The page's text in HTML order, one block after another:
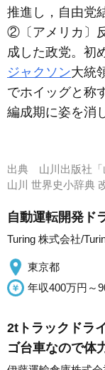
推進し，自由党
②〔アメリカ〕
成した政党。初
ジャクソン大統
でホイッグと称
編成期に姿を消
出典 山川出版社「
山川 世界史小辞典
自動運転開発ド
Turing 株式会社/
東京都
年収400万円～
2tトラックドラ
ゴ台車なので体